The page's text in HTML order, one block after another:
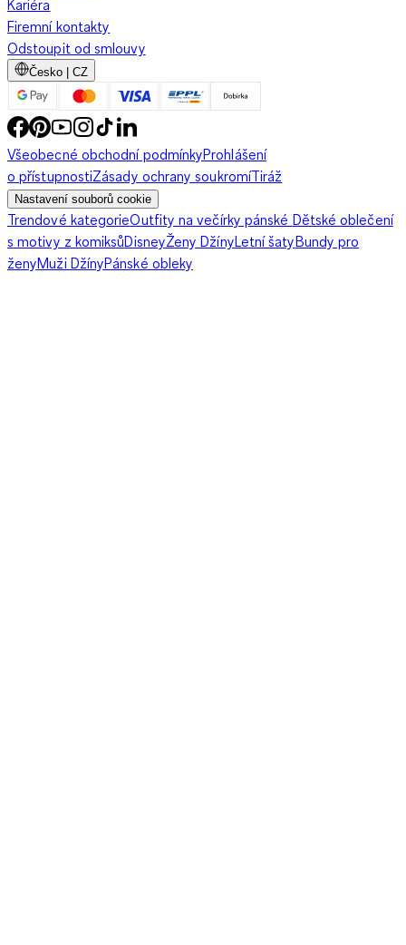
Kariéra
Firemní kontakty
Odstoupit od smlouvy
Česko | CZ
Všeobecné obchodní podmínkyProhlášení
o přístupnostiZásady ochrany soukromíTiráž
Nastavení souborů cookie
Trendové kategorieOutfity na večírky pánské Dětské oblečení
s motivy z komiksůDisneyŽeny DžínyLetní šatyBundy pro
ženyMuži DžínyPánské obleky